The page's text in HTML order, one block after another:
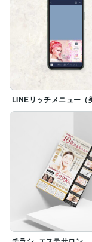
LINEリッチメニュー（